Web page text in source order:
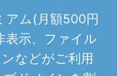
アム(月額500円
表示、ファイル
などがご利用